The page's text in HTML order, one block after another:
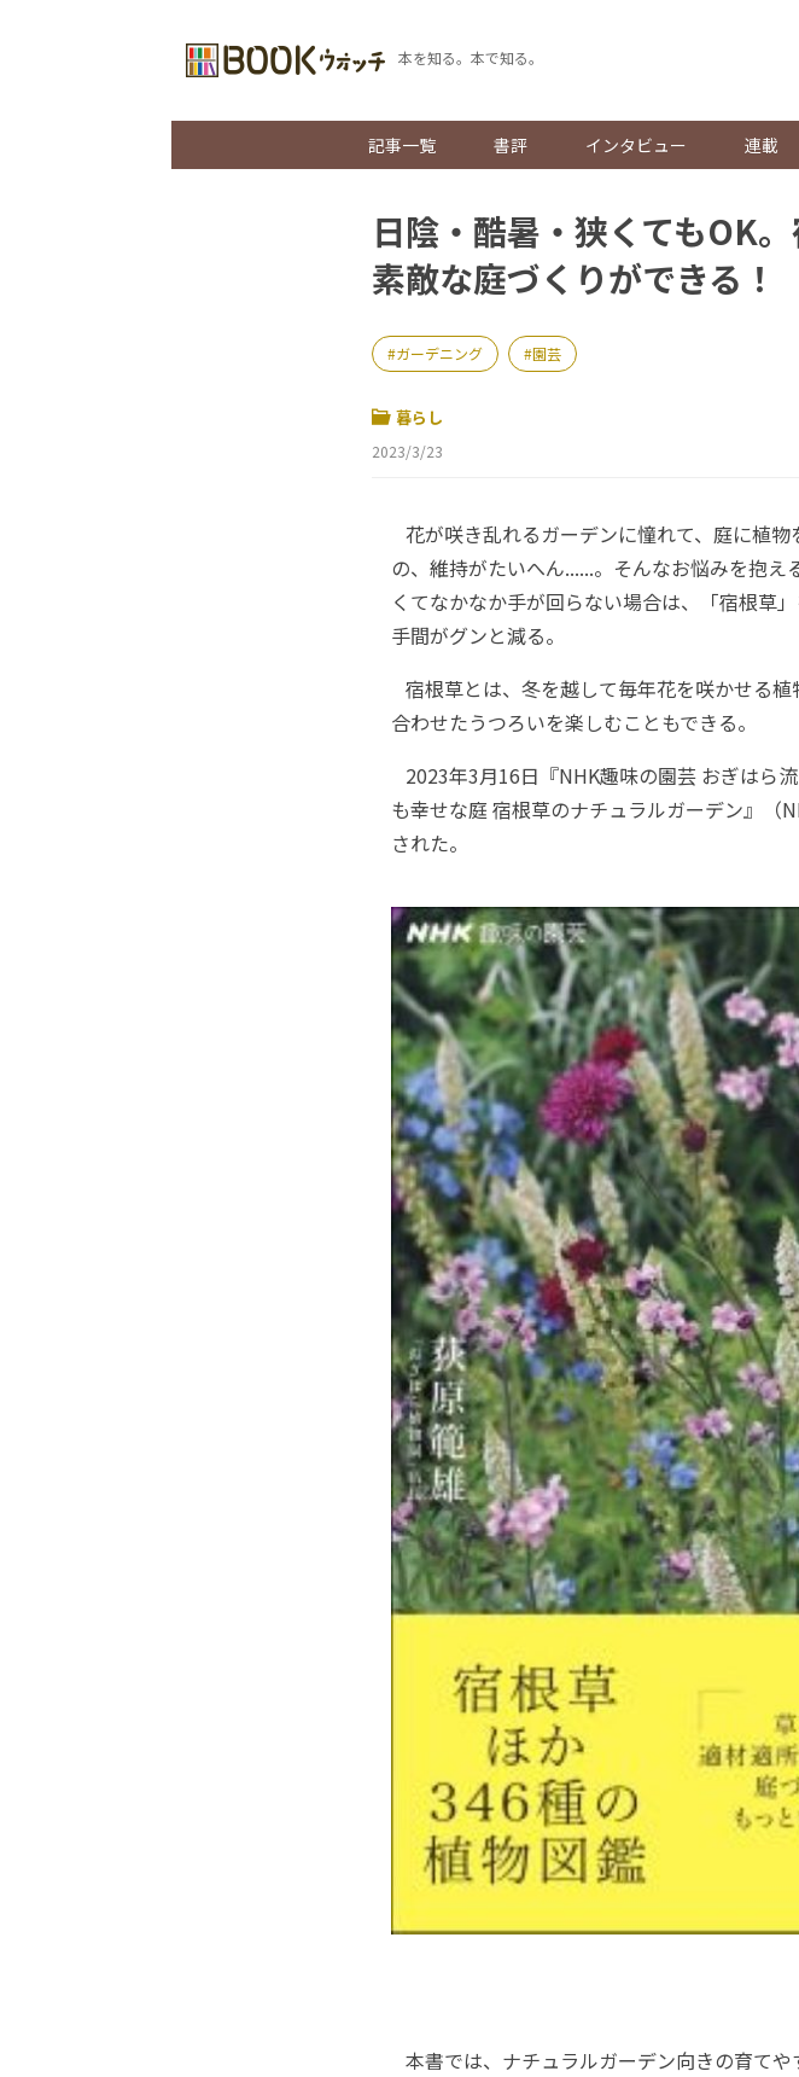
本を知る。本で知る。
記事一覧 書評 インタビュー 連載
日陰・酷暑・狭くてもOK
素敵な庭づくりができる！
ガーデニング 園芸
暮らし
2023/3/23
花が咲き乱れるガーデンに憧れて、庭に植物
の、維持がたいへん......。そんなお悩みを抱え
くてなかなか手が回らない場合は、「宿根草
手間がグンと減る。
宿根草とは、冬を越して毎年花を咲かせる
合わせたうつろいを楽しむこともできる。
2023年3月16日『NHK趣味の園芸 おぎはら
も幸せな庭 宿根草のナチュラルガーデン』（
された。
本書では、ナチュラルガーデン向きの育て